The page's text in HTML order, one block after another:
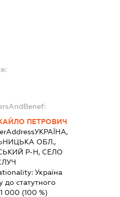
ПЕТРОВИЧ
УКРАЇНА,
ОБЛ.,
Р-Н, СЕЛО
Україна
до статутного
1 000 (100 %)